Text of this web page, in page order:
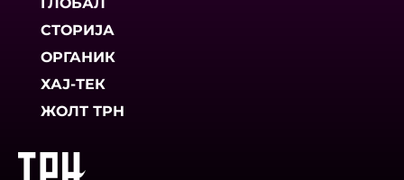
СТОРИЈА
ОРГАНИК
ХАЈ-ТЕК
ЖОЛТ ТРН